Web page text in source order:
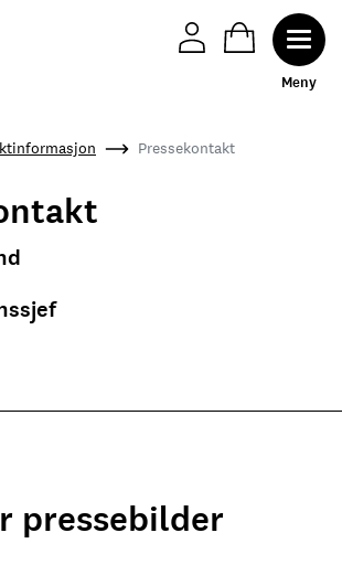
Meny
Pressekontakt
pressebilder